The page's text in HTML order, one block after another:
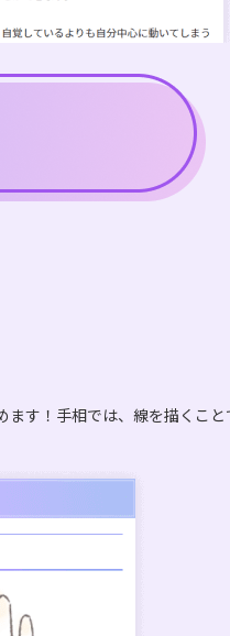
す！手相では、線を描くこと